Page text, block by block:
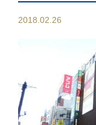
2018.02.26